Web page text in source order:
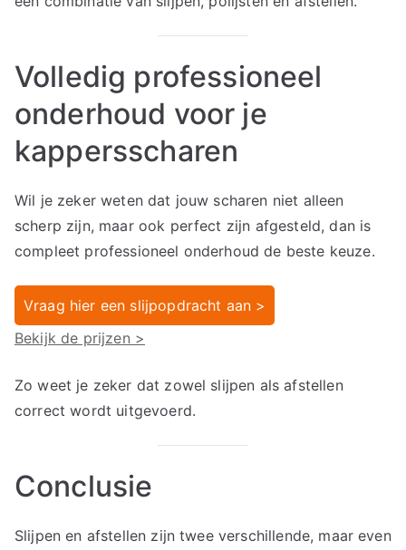
Volledig professioneel
onderhoud voor je
kappersscharen
Wil je zeker weten dat jouw scharen niet alleen
scherp zijn, maar ook perfect zijn afgesteld, dan is
compleet professioneel onderhoud de beste keuze.
Vraag hier een slijpopdracht aan >
Bekijk de prijzen >
Zo weet je zeker dat zowel slijpen als afstellen
correct wordt uitgevoerd.
Conclusie
Slijpen en afstellen zijn twee verschillende, maar even